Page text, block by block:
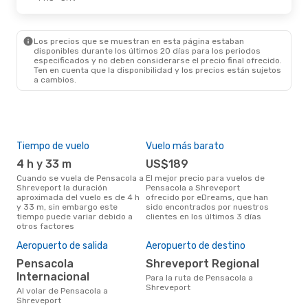
Los precios que se muestran en esta página estaban
disponibles durante los últimos 20 días para los periodos
especificados y no deben considerarse el precio final ofrecido.
Ten en cuenta que la disponibilidad y los precios están sujetos
a cambios.
Tiempo de vuelo
4 h y 33 m
Cuando se vuela de Pensacola a
Shreveport la duración
aproximada del vuelo es de 4 h
y 33 m, sin embargo este
tiempo puede variar debido a
otros factores
Vuelo más barato
US$189
El mejor precio para vuelos de
Pensacola a Shreveport
ofrecido por eDreams, que han
sido encontrados por nuestros
clientes en los últimos 3 días
Aeropuerto de salida
Pensacola
Internacional
Al volar de Pensacola a
Shreveport
Aeropuerto de destino
Shreveport Regional
Para la ruta de Pensacola a
Shreveport